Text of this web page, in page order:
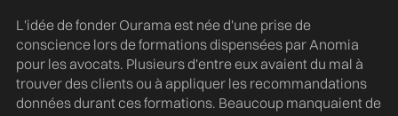
L'idée de fonder Ourama est née d'une prise de
conscience lors de formations dispensées par Anomia
pour les avocats. Plusieurs d'entre eux avaient du mal à
trouver des clients ou à appliquer les recommandations
données durant ces formations. Beaucoup manquaient de